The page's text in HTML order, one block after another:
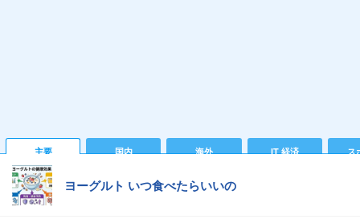
主要 国内 海外 IT 経済 ス
ヨーグルト いつ食べたらいいの